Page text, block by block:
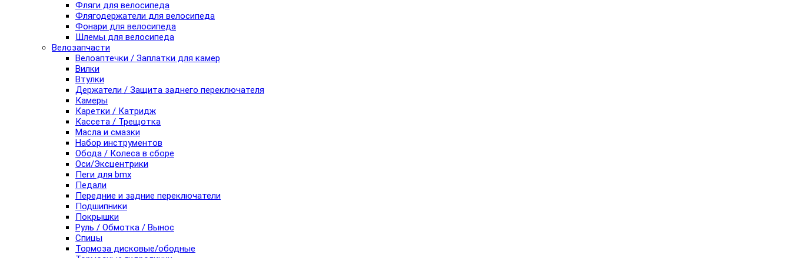
Фляги для велосипеда
Флягодержатели для велосипеда
Фонари для велосипеда
Шлемы для велосипеда
Велозапчасти
Велоаптечки / Заплатки для камер
Вилки
Втулки
Держатели / Защита заднего переключателя
Камеры
Каретки / Катридж
Кассета / Трещотка
Масла и смазки
Набор инструментов
Обода / Колеса в сборе
Оси/Эксцентрики
Пеги для bmx
Педали
Передние и задние переключатели
Подшипники
Покрышки
Руль / Обмотка / Вынос
Спицы
Тормоза дисковые/ободные